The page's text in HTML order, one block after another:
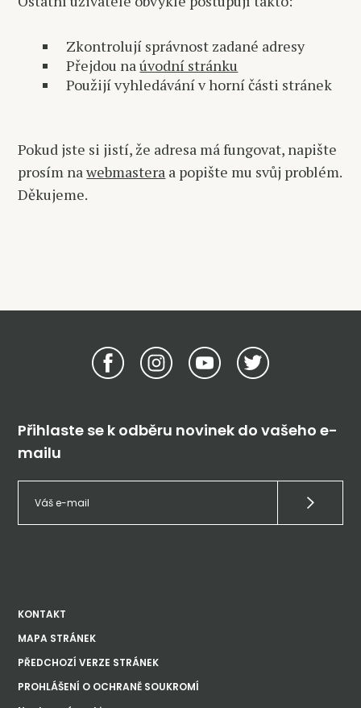
Zkontrolují správnost zadané adresy
Přejdou naúvodní stránku
Použijí vyhledávání v horní části stránek
Pokud jste si jistí, že adresa má fungovat, napište
prosím nawebmastera a popište mu svůj problém.
Děkujeme.
Přihlaste se k odběru novinek do vašeho e-
mailu
KONTAKT
MAPA STRÁNEK
PŘEDCHOZÍ VERZE STRÁNEK
PROHLÁŠENÍ O OCHRANĚ SOUKROMÍ